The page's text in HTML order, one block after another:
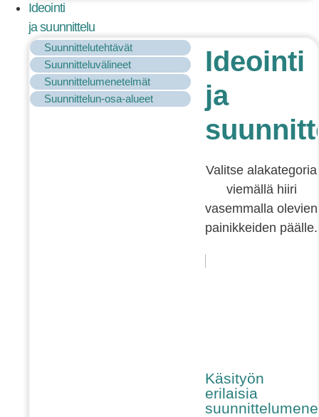
Ideointi
ja suunnittelu
Suunnittelutehtävät
Suunnitteluvälineet
Suunnittelumenetelmät
Suunnittelun-osa-alueet
Ideointi
ja
Valitse alakategoria
viemällä hiiri
vasemmalla olevien
painikkeiden päälle.
Käsityön
erilaisia